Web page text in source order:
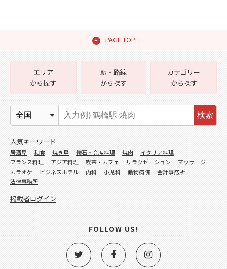
PAGE TOP
エリア
から探す
駅・路線
から探す
カテゴリー
から探す
検索
人気キーワード
居酒屋 和食 焼き鳥 懐石・会席料理 焼肉
イタリア料理
フランス料理
アジア料理 喫茶・カフェ リラクゼーション
マッサージ
カラオケ
ビジネスホテル 内科 小児科 動物病院
会計事務所
法律事務所
掲載者ログイン
FOLLOW US!